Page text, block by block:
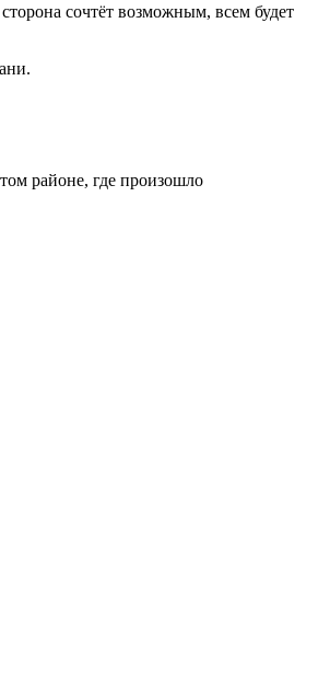
сочтёт возможным, всем будет
районе, где произошло